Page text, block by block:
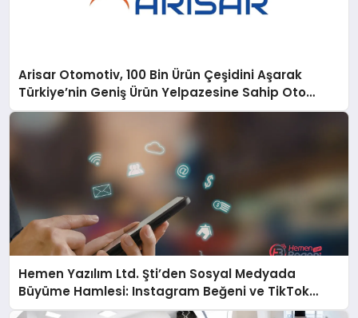
Arisar Otomotiv, 100 Bin Ürün Çeşidini Aşarak
Türkiye’nin Geniş Ürün Yelpazesine Sahip Oto
Yedek Parça Platformlarından Biri Oldu
Hemen Yazılım Ltd. Şti’den Sosyal Medyada
Büyüme Hamlesi: Instagram Beğeni ve TikTok
Beğeni Alanında Talep Rekor Kırıyor